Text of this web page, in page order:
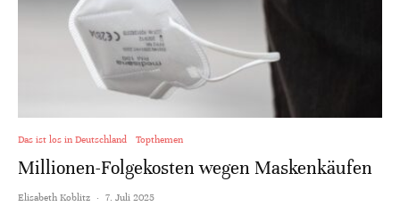
Das ist los in Deutschland Topthemen
Millionen-Folgekosten wegen Maskenkäufen
Elisabeth Koblitz · 7. Juli 2025